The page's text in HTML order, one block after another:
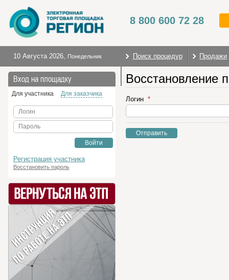
8 800 600 72 28
10 Августа 2026, Понедельник Поиск процедур Продажи
На главную
Вход на площадку
Для участника Для заказчика
Логин
Пароль
Войти
Регистрация участника
Восстановить пароль
Восстановление
Логин
Отправить